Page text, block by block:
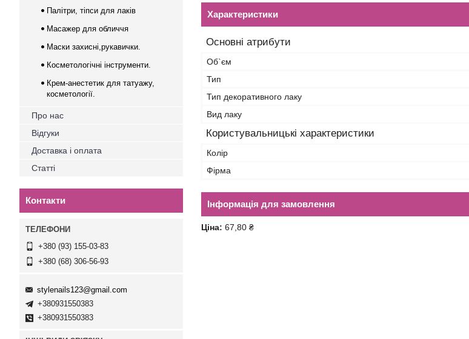
Характеристики
Основні атрибути
Об`єм
Тип
Тип декоративного лаку
Вид лаку
Користувальницькі характеристики
Колір
Фірма
Інформація для замовлення
Ціна: 67,80 ₴
Палітри, тіпси для лаків
Масажер для обличчя
Маски захисні,рукавички.
Косметологічні інструменти.
Крем-анестетик для татуажу,
косметології.
Про нас
Відгуки
Доставка і оплата
Статті
Контакти
+380 (93) 155-03-83
+380 (68) 306-56-93
stylenails123@gmail.com
+380931550383
+380931550383